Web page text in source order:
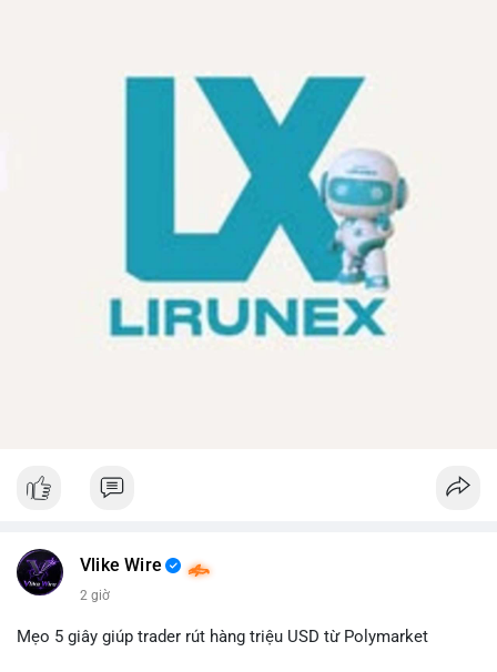
Vlike Wire
2 giờ
Mẹo 5 giây giúp trader rút hàng triệu USD từ Polymarket